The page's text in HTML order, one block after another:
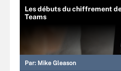
Les débuts du chiffrement
Teams
Par: Mike Gleason